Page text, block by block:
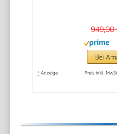
949,00
Bei
* Anzeige Preis inkl.